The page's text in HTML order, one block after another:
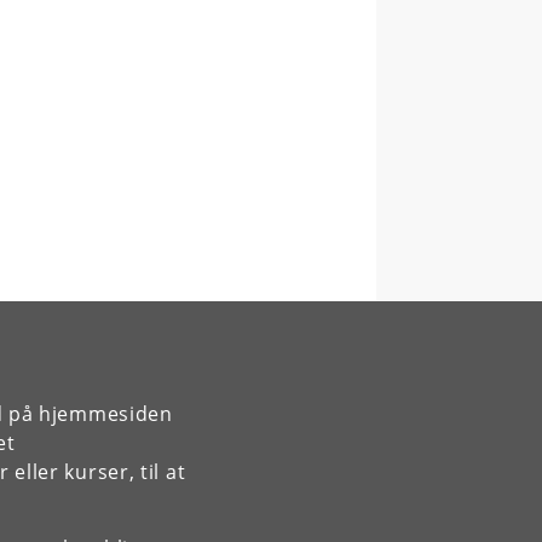
hjemmesiden
eller kurser, til at